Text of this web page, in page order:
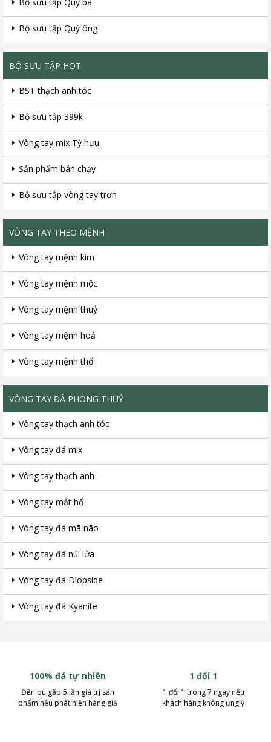
Bộ sưu tập Quý ông
BỘ SƯU TẬP HOT
BST thạch anh tóc
Bộ sưu tập 399k
Vòng tay mix Tỳ hưu
Sản phẩm bán chạy
Bộ sưu tập vòng tay trơn
VÒNG TAY THEO MỆNH
Vòng tay mệnh kim
Vòng tay mệnh mộc
Vòng tay mệnh thuỷ
Vòng tay mệnh hoả
Vòng tay mệnh thổ
VÒNG TAY ĐÁ PHONG THUỶ
Vòng tay thạch anh tóc
Vòng tay đá mix
Vòng tay thạch anh
Vòng tay mắt hổ
Vòng tay đá mã não
Vòng tay đá núi lửa
Vòng tay đá Diopside
Vòng tay đá Kyanite
100% đá tự nhiên
Đền bù gấp 5 lần giá trị sản
phẩm nếu phát hiện hàng giả
1 đổi 1
1 đổi 1 trong 7 ngày nếu
khách hàng không ưng ý